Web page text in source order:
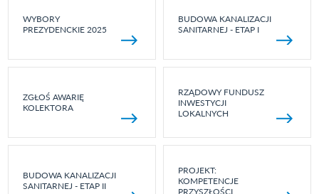
WYBORY
PREZYDENCKIE 2025
BUDOWA KANALIZACJI
SANITARNEJ - ETAP I
ZGŁOŚ AWARIĘ
KOLEKTORA
RZĄDOWY FUNDUSZ
INWESTYCJI
LOKALNYCH
BUDOWA KANALIZACJI
SANITARNEJ - ETAP II
PROJEKT:
KOMPETENCJE
PRZYSZŁOŚCI